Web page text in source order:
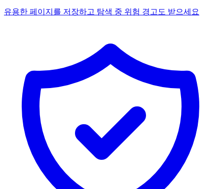
유용한 페이지를 저장하고 탐색 중 위험 경고도 받으세요